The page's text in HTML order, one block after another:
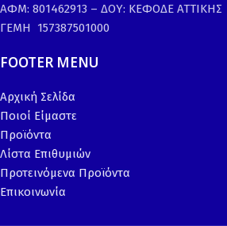
ΑΦΜ: 801462913 – ΔΟΥ: ΚΕΦΟΔΕ ΑΤΤΙΚΗΣ
ΓΕΜΗ 157387501000
FOOTER MENU
Αρχική Σελίδα
Ποιοί Είμαστε
Προϊόντα
Λίστα Επιθυμιών
Προτεινόμενα Προϊόντα
Επικοινωνία